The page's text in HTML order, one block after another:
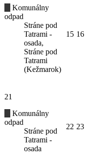
Komunálny
odpad
Stráne pod
Tatrami -
osada,
Stráne pod
Tatrami
(Kežmarok)
15 16
21
Komunálny
odpad
Stráne pod
Tatrami -
osada
22 23